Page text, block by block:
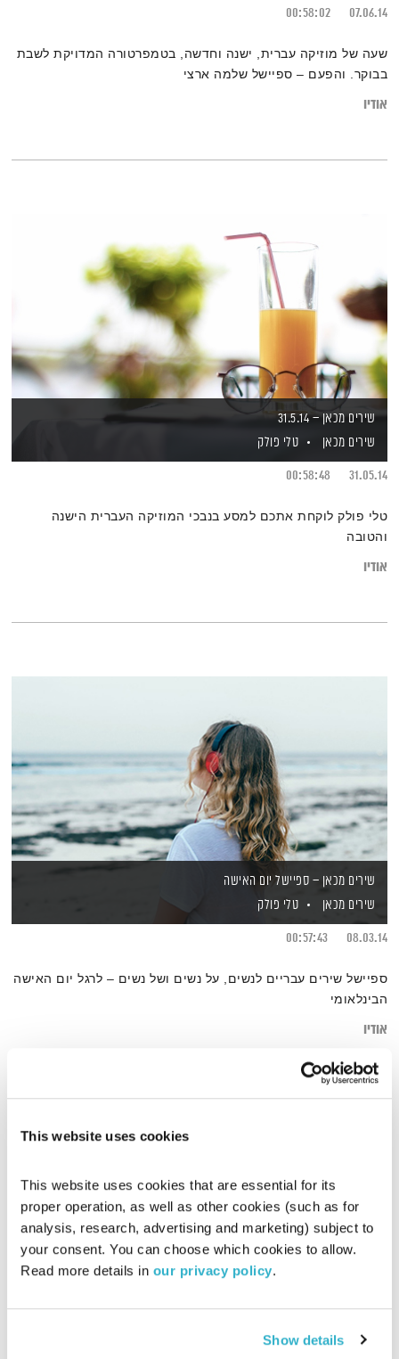
This website uses cookies
This website uses cookies that are essential for its
proper operation, as well as other cookies (such as for
analysis, research, advertising and marketing) subject to
your consent. You can choose which cookies to allow.
Read more details in our privacy policy.
Show details
07.06.14
00:58:02
שעה של מוזיקה עברית, ישנה וחדשה, בטמפרטורה המדויקת לשבת
בבוקר. והפעם – ספיישל שלמה ארצי
אודיו
שירים מכאן – 31.5.14
שירים מכאן
טלי פולק
31.05.14
00:58:48
טלי פולק לוקחת אתכם למסע בנבכי המוזיקה העברית הישנה
והטובה
אודיו
שירים מכאן – ספיישל יום האישה
שירים מכאן
טלי פולק
08.03.14
00:57:43
ספיישל שירים עבריים לנשים, על נשים ושל נשים – לרגל יום האישה
הבינלאומי
אודיו
שירים מכאן – 22.2.14